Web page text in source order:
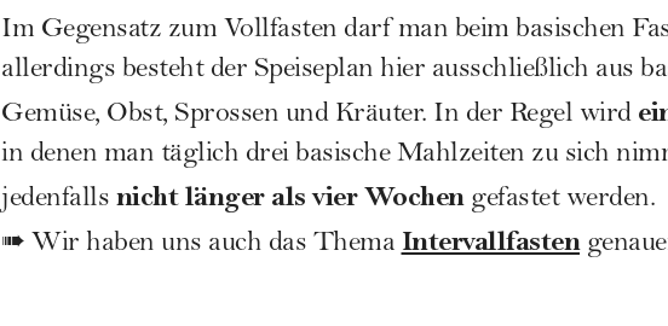
Im Gegensatz zum Vollfasten darf man beim basischen
allerdings besteht der Speiseplan hier ausschließlich aus
Gemüse, Obst, Sprossen und Kräuter. In der Regel wird
in denen man täglich drei basische Mahlzeiten zu sich
jedenfalls nicht länger als vier Wochengefastet werden.
➠ Wir haben uns auch das Thema Intervallfasten